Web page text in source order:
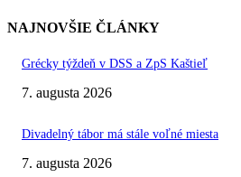
NAJNOVŠIE ČLÁNKY
Grécky týždeň v DSS a ZpS Kaštieľ
7. augusta 2026
Divadelný tábor má stále voľné miesta
7. augusta 2026